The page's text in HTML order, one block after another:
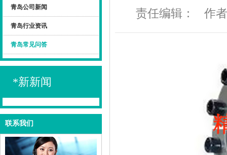
青岛公司新闻
青岛行业资讯
青岛常见问答
*新新闻
联系我们
责任编辑： 作